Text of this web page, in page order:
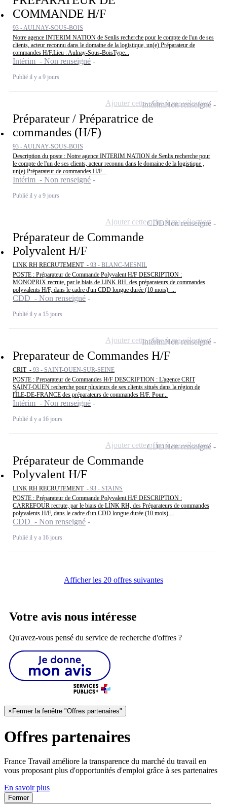
COMMANDE H/F
93 - AULNAY-SOUS-BOIS
Notre agence INTERIM NATION de Senlis recherche pour le compte de l'un de ses
clients, acteur reconnu dans le domaine de la logistique, un(e) Préparateur de
commandes H/F.Lieu : Aulnay-Sous-BoisType...
Intérim - Non renseigné
Publié il y a 9 jours
Préparateur / Préparatrice de
commandes (H/F)
93 - AULNAY-SOUS-BOIS
Description du poste : Notre agence INTERIM NATION de Senlis recherche pour
le compte de l'un de ses clients, acteur reconnu dans le domaine de la logistique ,
un(e) Préparateur de commandes H/F...
Intérim - Non renseigné
Publié il y a 9 jours
IntérimNon renseigné
Ajouter cette offre à ma sélection
Préparateur de Commande
Polyvalent H/F
LINK RH RECRUTEMENT - 93 - BLANC-MESNIL
POSTE : Préparateur de Commande Polyvalent H/F DESCRIPTION :
MONOPRIX recrute, par le biais de LINK RH, des préparateurs de commandes
polyvalents H/F, dans le cadre d'un CDD longue durée (10 mois). ...
CDD - Non renseigné
Publié il y a 15 jours
CDDNon renseigné
Ajouter cette offre à ma sélection
Preparateur de Commandes H/F
CRIT - 93 - SAINT-OUEN-SUR-SEINE
POSTE : Preparateur de Commandes H/F DESCRIPTION : L'agence CRIT
SAINT-OUEN recherche pour plusieurs de ses clients situés dans la région de
l'ÎLE-DE-FRANCE des préparateurs de commandes H/F. Pour...
Intérim - Non renseigné
Publié il y a 16 jours
IntérimNon renseigné
Ajouter cette offre à ma sélection
Préparateur de Commande
Polyvalent H/F
LINK RH RECRUTEMENT - 93 - STAINS
POSTE : Préparateur de Commande Polyvalent H/F DESCRIPTION :
CARREFOUR recrute, par le biais de LINK RH, des Préparateurs de commandes
polyvalents H/F, dans le cadre d'un CDD longue durée (10 mois)....
CDD - Non renseigné
Publié il y a 16 jours
CDDNon renseigné
Ajouter cette offre à ma sélection
Afficher les 20 offres suivantes
Votre avis nous intéresse
Qu'avez-vous pensé du service de recherche d'offres ?
× Fermer la fenêtre "Offres partenaires"
Offres partenaires
France Travail améliore la transparence du marché du travail en
vous proposant plus d'opportunités d'emploi grâce à ses partenaires
En savoir plus
Fermer